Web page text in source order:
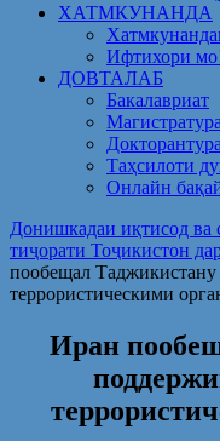
ХАТМКУНАНДА
Ифтихори
ДОВТАЛАБ
Бакалавриат
Магистратура
Таҳсилоти
Онлайн
Донишкадаи иқтисод ва
тиҷорати Тоҷикистон
пообещал
террористическими
Иран